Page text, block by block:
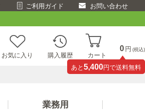
ご利用ガイド お問い合わせ
お気に入り 購入履歴 カート
0 円 (税込)
あと 5,400円で送料無料
業務用